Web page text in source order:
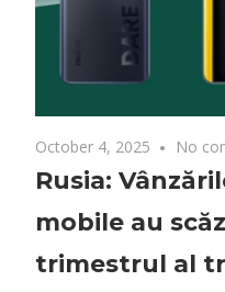
October 4, 2025 No
Rusia:
mobile au
trimestrul al